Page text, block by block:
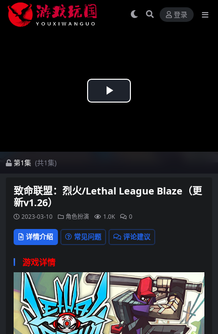
登录
Play
第1集 (共1集)
致命联盟：烈火/Lethal League Blaze（更
新v1.26）
2023-03-10 角色扮演 1.0K 0
详情介绍 常见问题 评论建议
游戏详情